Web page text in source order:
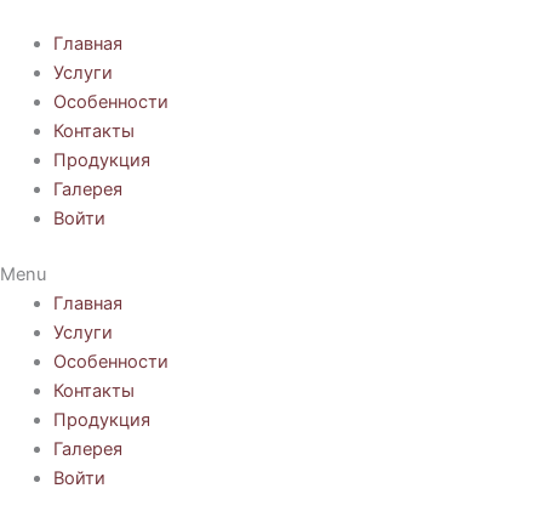
содержимому
Главная
Услуги
Особенности
Контакты
Продукция
Галерея
Войти
Menu
Главная
Услуги
Особенности
Контакты
Продукция
Галерея
Войти